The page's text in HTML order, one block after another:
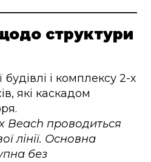
структури
будівлі і комплексу 2-х
які каскадом
Beach проводиться
лінії. Основна
без